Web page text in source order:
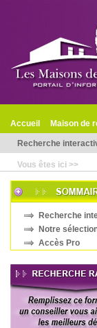
Accueil Maison de
Recherche
Vous êtes ici >>
Recherche
Notre
Accès Pro